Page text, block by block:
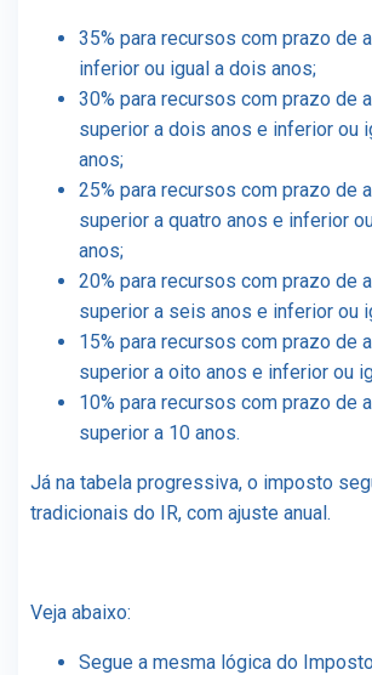
35% para recursos com prazo de
inferior ou igual a dois anos;
30% para recursos com prazo de
superior a dois anos e inferior ou
anos;
25% para recursos com prazo de
superior a quatro anos e inferior
anos;
20% para recursos com prazo de
superior a seis anos e inferior ou
15% para recursos com prazo de
superior a oito anos e inferior ou
10% para recursos com prazo de
superior a 10 anos.
Já na tabela progressiva, o imposto
tradicionais do IR, com ajuste anual.
Veja abaixo:
Segue a mesma lógica do